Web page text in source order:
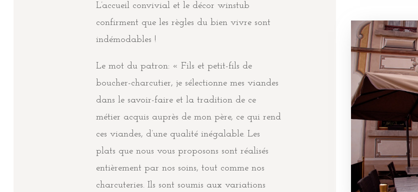
L’accueil convivial et le décor winstub
confirment que les règles du bien vivre sont
indémodables !
Le mot du patron: « Fils et petit-fils de
boucher-charcutier, je sélectionne mes viandes
dans le savoir-faire et la tradition de ce
métier acquis auprès de mon père, ce qui rend
ces viandes, d’une qualité inégalable. Les
plats que nous vous proposons sont réalisés
entièrement par nos soins, tout comme nos
charcuteries. Ils sont soumis aux variations